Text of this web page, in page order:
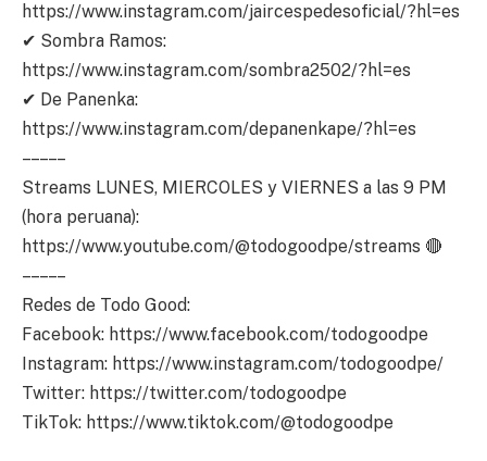
https://www.instagram.com/jaircespedesoficial/?hl=es
✔ Sombra Ramos:
https://www.instagram.com/sombra2502/?hl=es
✔ De Panenka:
https://www.instagram.com/depanenkape/?hl=es
– – – – –
Streams LUNES, MIERCOLES y VIERNES a las 9 PM
(hora peruana):
https://www.youtube.com/@todogoodpe/streams 🔴
– – – – –
Redes de Todo Good:
Facebook: https://www.facebook.com/todogoodpe
Instagram: https://www.instagram.com/todogoodpe/
Twitter: https://twitter.com/todogoodpe
TikTok: https://www.tiktok.com/@todogoodpe